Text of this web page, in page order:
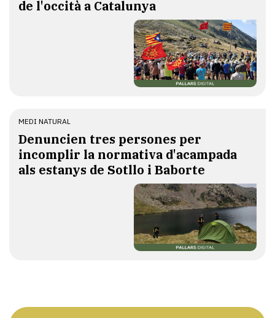
de l'occità a Catalunya
MEDI NATURAL
Denuncien tres persones per
incomplir la normativa d'acampada
als estanys de Sotllo i Baborte